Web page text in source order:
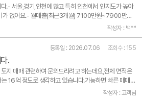
.- 서울,경기,인천에 많고 특히 인천에서 인지도가 높아
가 없어요.- 월매출(최근3개월) 7100만원~7900만원-
빵집1개. 더 이상 빵집 들어올 건물 없음.- 2025년 9월
작성자 : 백**
등록일 : 2026.07.06 조회수 : 155
.
지 매매 관련하여 문의드리려고 하는데요,전체 면적은
16억 정도로 생각하고 있습니다.가능하면 빠른 매매를
문의나 중개 가능할까요? 현재는 셀프세차장 운영중입
작성자 : 고객님